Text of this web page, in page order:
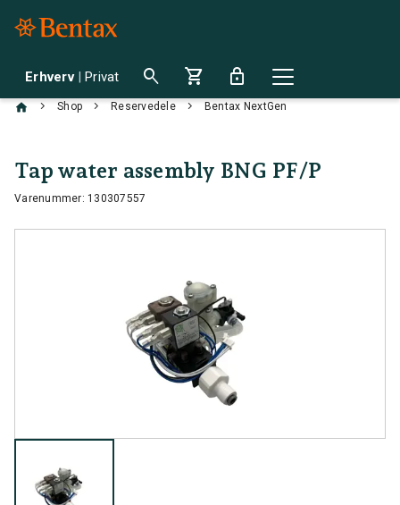
Erhverv | Privat search shopping_cart lock
chevron_right Shop chevron_right Reservedele chevron_right Bentax NextGen
Tap water assembly BNG PF/P
Varenummer: 130307557